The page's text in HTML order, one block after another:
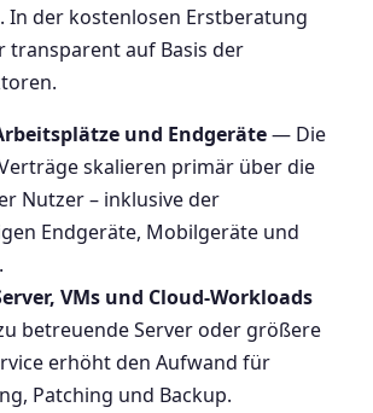
In der kostenlosen Erstberatung
transparent auf Basis der
und Endgeräte— Die
skalieren primär über die
Nutzer – inklusive der
Endgeräte, Mobilgeräte und
VMs und Cloud-Workloads
betreuende Server oder größere
erhöht den Aufwand für
Patching und Backup.